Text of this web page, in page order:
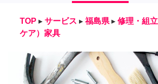
TOP ▸ サービス ▸ 福島県 ▸ 修理・組立
ケア）家具